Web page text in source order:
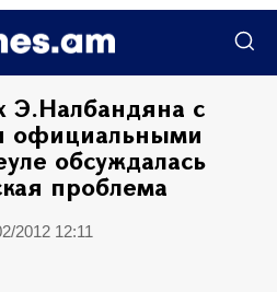
Э.Налбандяна с
официальными
обсуждалась
проблема
2012 12:11